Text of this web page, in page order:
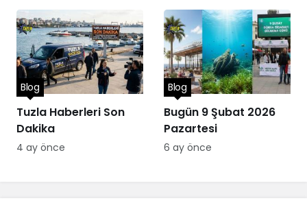
Tuzla Haberleri Son
Dakika
Blog
4 ay önce
Bugün 9 Şubat 2026
Pazartesi
Blog
6 ay önce